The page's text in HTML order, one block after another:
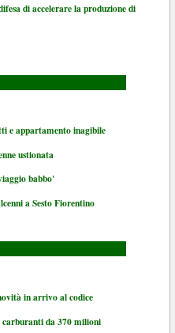
di accelerare la produzione di
e appartamento inagibile
ustionata
babbo'
a Sesto Fiorentino
in arrivo al codice
carburanti da 370 milioni